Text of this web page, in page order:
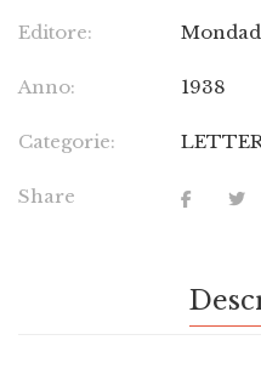
Editore:
Anno: 1938
Categorie:
Share